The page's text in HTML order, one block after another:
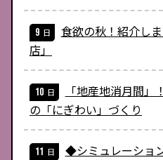
食欲の秋！紹介し
店」
「地産地消月間
の「にぎわい」づくり
◆シミュレーショ